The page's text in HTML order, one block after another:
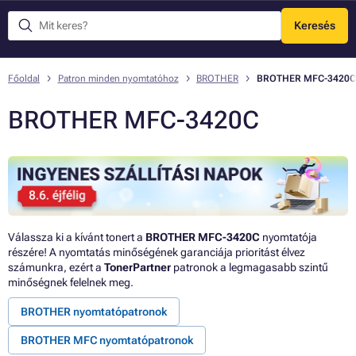
Keresés
Menü
Főoldal Patron minden nyomtatóhoz BROTHER BROTHER MFC-3420C
BROTHER MFC-3420C
Válassza ki a kívánt tonert a BROTHER MFC-3420C nyomtatója
részére! A nyomtatás minőségének garanciája prioritást élvez
számunkra, ezért a TonerPartner patronok a legmagasabb szintű
minőségnek felelnek meg.
BROTHER nyomtatópatronok
BROTHER MFC nyomtatópatronok